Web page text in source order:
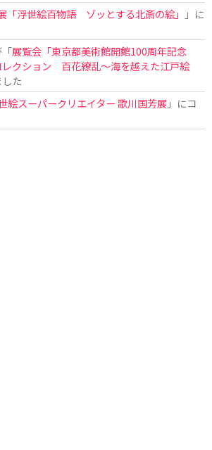
「浮世絵百物語 ゾッとする北斎の絵」
」に
展覧会「東京都美術館開館100周年記念
レクション 百花繚乱〜海を越えた江戸絵
た
絵スーパークリエイター 歌川国芳展 」にコ